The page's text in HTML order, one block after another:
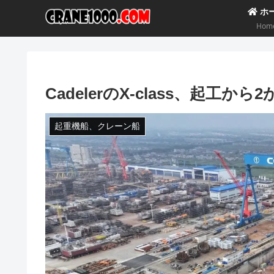
ホ
CadelerのX-class、起工から2
起重機船、クレーン船